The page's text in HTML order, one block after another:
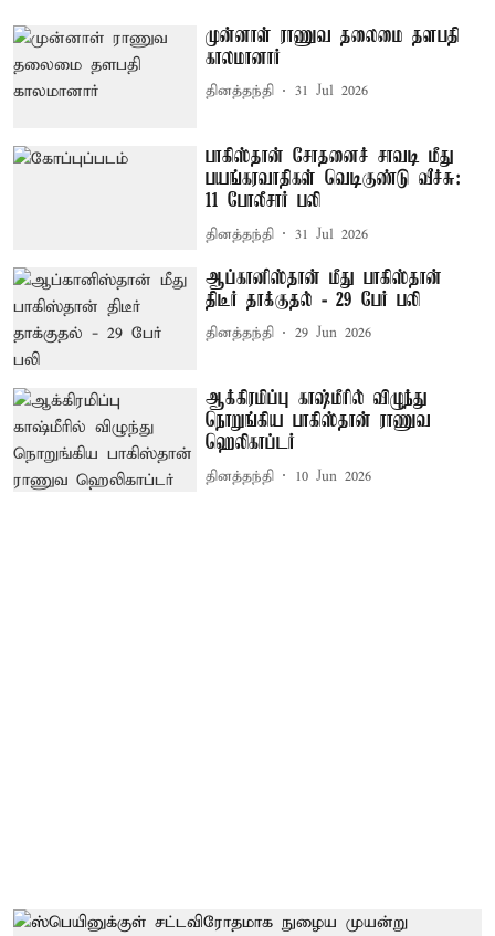
முன்னாள் ராணுவ தலைமை தளபதி
காலமானார்
தினத்தந்தி 31 Jul 2026
பாகிஸ்தான் சோதனைச் சாவடி மீது
பயங்கரவாதிகள் வெடிகுண்டு வீச்சு:
11 போலீசார் பலி
தினத்தந்தி 31 Jul 2026
ஆப்கானிஸ்தான் மீது பாகிஸ்தான்
திடீர் தாக்குதல் - 29 பேர் பலி
தினத்தந்தி 29 Jun 2026
ஆக்கிரமிப்பு காஷ்மீரில் விழுந்து
நொறுங்கிய பாகிஸ்தான் ராணுவ
ஹெலிகாப்டர்
தினத்தந்தி 10 Jun 2026